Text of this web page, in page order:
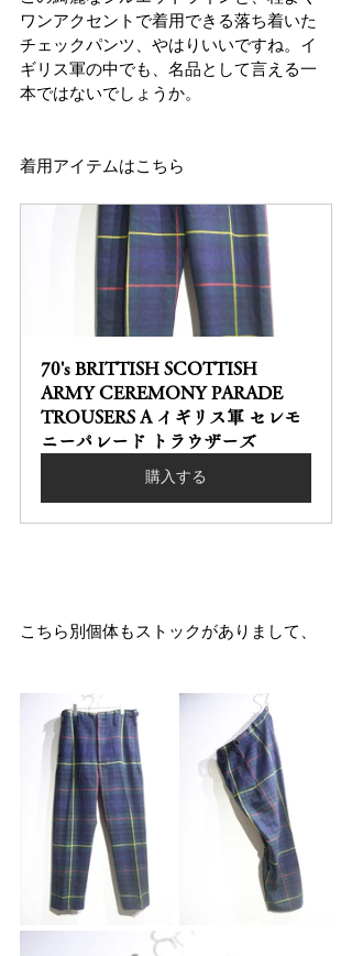
ワンアクセントで着用できる落ち着いた
チェックパンツ、やはりいいですね。イ
ギリス軍の中でも、名品として言える一
本ではないでしょうか。
着用アイテムはこちら
70's BRITTISH SCOTTISH
ARMY CEREMONY PARADE
TROUSERS A イギリス軍 セレモ
ニーパレード トラウザーズ
購入する
こちら別個体もストックがありまして、